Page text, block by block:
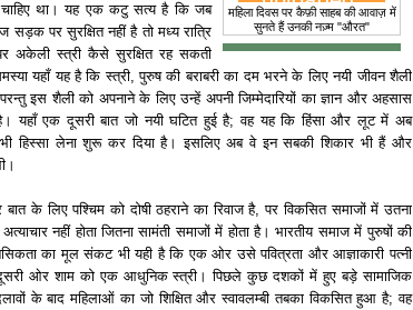
महिला दिवस पर कैफ़ी साहब की आवाज़ में
सुनते हैं उनकी नज़्म "औरत"
चाहिए था। यह एक कटु सत्य है कि जब
सड़क पर सुरक्षित नहीं है तो मध्य रात्रि
अकेली स्त्री कैसे सुरक्षित रह सकती
यहाँ यह है कि स्त्री, पुरुष की बराबरी का दम भरने के लिए नयी जीवन शैली
इस शैली को अपनाने के लिए उन्हें अपनी जिम्मेदारियों का ज्ञान और अहसास
है। यहाँ एक दूसरी बात जो नयी घटित हुई है; वह यह कि हिंसा और लूट में अब
भी हिस्सा लेना शुरू कर दिया है। इसलिए अब वे इन सबकी शिकार भी हैं और
बात के लिए पश्चिम को दोषी ठहराने का रिवाज है, पर विकसित समाजों में उतना
अत्याचार नहीं होता जितना सामंती समाजों में होता है। भारतीय समाज में पुरुषों की
का मूल संकट भी यही है कि एक ओर उसे पवित्रता और आज्ञाकारी पत्नी
दूसरी ओर शाम को एक आधुनिक स्त्री। पिछले कुछ दशकों में हुए बड़े सामाजिक
के बाद महिलाओं का जो शिक्षित और स्वावलम्बी तबका विकसित हुआ है; वह